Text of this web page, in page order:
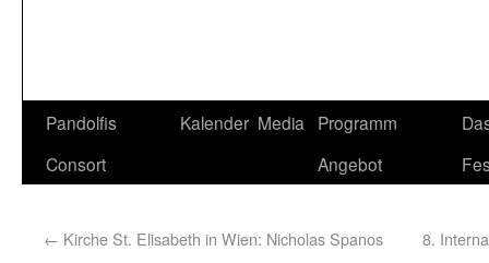
Pandolfis
Consort
Kalender Media
Programm
Angebot
← Kirche St. Elisabeth in Wien: Nicholas Spanos 8.